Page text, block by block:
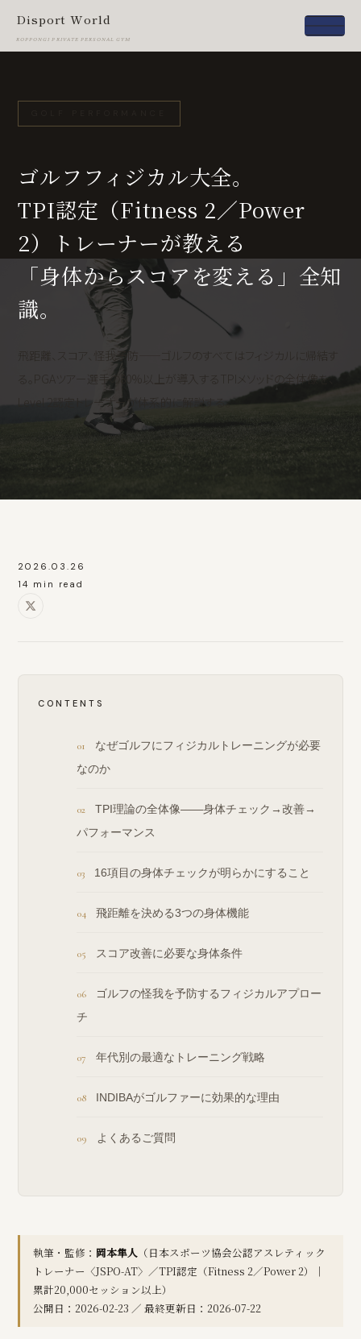
Disport World
ROPPONGI PRIVATE PERSONAL GYM
ゴルフフィジカル大全。
TPI認定（Fitness 2／Power
2）トレーナーが教える
「身体からスコアを変える」全知
識。
飛距離、スコア、怪我予防——ゴルフのすべてはフィジカルに帰結す
る。PGAツアー選手の80%以上が導入するTPIメソッドの全体像を、
Level 2認定トレーナーが体系的に解説する。
2026.03.26
14 min read
CONTENTS
なぜゴルフにフィジカルトレーニングが必要
なのか
TPI理論の全体像——身体チェック→改善→
パフォーマンス
16項目の身体チェックが明らかにすること
飛距離を決める3つの身体機能
スコア改善に必要な身体条件
ゴルフの怪我を予防するフィジカルアプロー
チ
年代別の最適なトレーニング戦略
INDIBAがゴルファーに効果的な理由
よくあるご質問
執筆・監修： 岡本隼人 （日本スポーツ協会公認アスレティック
トレーナー〈JSPO-AT〉／TPI認定（Fitness 2／Power 2）｜
累計20,000セッション以上）
公開日：2026-02-23 ／ 最終更新日：2026-07-22